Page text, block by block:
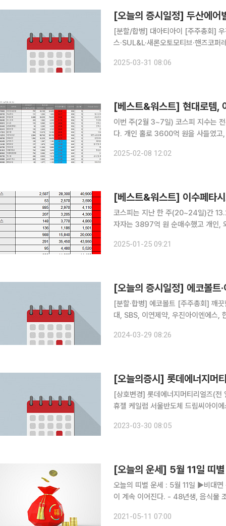
[오늘의 증시일정] 두산에어
[분할/합병] 대아티아이 [주주총회] 우
스·SUL&L·새론오토모티브·핸즈코퍼
·GKL·AK홀딩스·휠라홀딩스·국보·화
2025-03-31 08:06
이번 주(2월 3~7일) 코스피 지수는
다. 개인 홀로 3600억 원을 사들였
(1020억 원) 등을 팔고, SK하이닉스
2025-02-08 12:02
[베스트&워스트] 이수페타
코스피는 지난 한 주(20~24일)간
자자는 3897억 원 순매수했고 개인, 외
상승한 4만900원을 기록했다. 이차
2025-01-25 09:21
[오늘의 증시일정] 에코볼트
[분할·합병] 에코볼트 [주주총회] 깨끗한나라, 이화산업, 한국주철관공업, HD한국조선해양, HD현
대, SBS, 이연제약, 우진아이엔에스,
코오롱플라스틱, 윌비스, 삼화페인트
2024-03-29 08:26
[오늘의증시] 롯데에너지머
[상호변경] 롯데에너지머티리얼즈(전 일진머티리얼즈) [주주총회]
휴젤 케일럼 서울반도체 드림씨아이
리진 삼목에스폼 위지트 서울제약 네
2023-03-30 08:05
오늘의 띠별 운세 : 5월 11일 ▶비대면 운세상담! 돈 버는 사주는 따로있다?!◀ 쥐띠 운세 안 좋은 일
이 계속 이어진다. - 48년생, 음식물 조심하고 운동도 좀 하는 것이 좋다. - 60년생, 능력 밖의 일을
른 중 한 분이 돌아
2021-05-11 07:00